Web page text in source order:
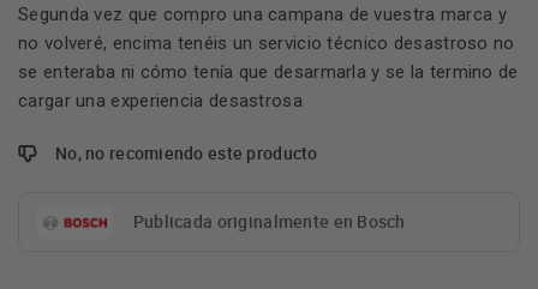
Segunda vez que compro una campana de vuestra marca y
no volveré, encima tenéis un servicio técnico desastroso no
se enteraba ni cómo tenía que desarmarla y se la termino de
cargar una experiencia desastrosa
No, no recomiendo este producto
Publicada originalmente en Bosch